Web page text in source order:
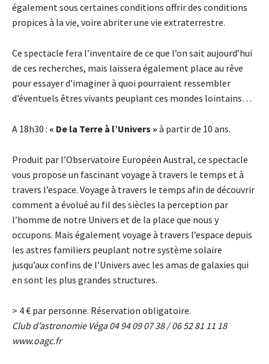
également sous certaines conditions offrir des conditions
propices à la vie, voire abriter une vie extraterrestre.
Ce spectacle fera l’inventaire de ce que l’on sait aujourd’hui
de ces recherches, mais laissera également place au rêve
pour essayer d’imaginer à quoi pourraient ressembler
d’éventuels êtres vivants peuplant ces mondes lointains…
A 18h30 : « De la Terre à l’Univers » à partir de 10 ans.
Produit par l’Observatoire Européen Austral, ce spectacle
vous propose un fascinant voyage à travers le temps et à
travers l’espace. Voyage à travers le temps afin de découvrir
comment a évolué au fil des siècles la perception par
l’homme de notre Univers et de la place que nous y
occupons. Mais également voyage à travers l’espace depuis
les astres familiers peuplant notre système solaire
jusqu’aux confins de l’Univers avec les amas de galaxies qui
en sont les plus grandes structures.
> 4€ par personne. Réservation obligatoire.
Club d’astronomie Véga 04 94 09 07 38 / 06 52 81 11 18
www.oagc.fr